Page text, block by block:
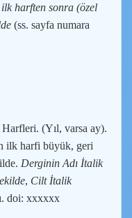
harften sonra (özel
(ss. sayfa numara
Harfleri. (Yıl, varsa ay).
ilk harfi büyük, geri
Derginin Adı İtalik
, Cilt İtalik
doi: xxxxxx